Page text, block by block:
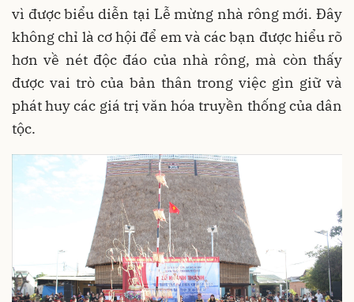
vì được biểu diễn tại Lễ mừng nhà rông mới. Đây
không chỉ là cơ hội để em và các bạn được hiểu rõ
hơn về nét độc đáo của nhà rông, mà còn thấy
được vai trò của bản thân trong việc gìn giữ và
phát huy các giá trị văn hóa truyền thống của dân
tộc.